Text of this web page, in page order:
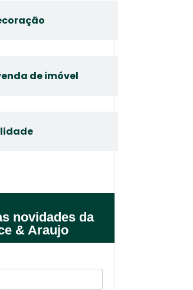
de imóvel
novidades da
& Araujo